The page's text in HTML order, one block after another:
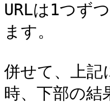
URLは1つず
ます。
併せて、上記
時、下部の結